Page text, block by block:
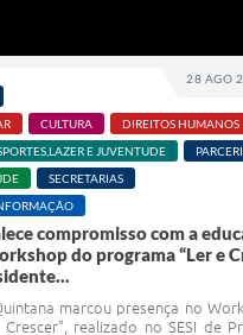
28 AGO
CULTURA
DIREITOS HUMANOS
E JUVENTUDE
SECRETARIAS
compromisso com a
do programa “Ler e
marcou presença no
realizado no SESI de